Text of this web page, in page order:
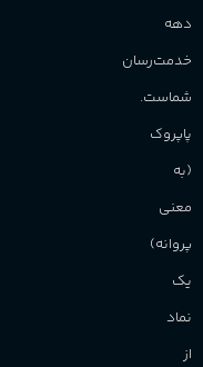
دهه
خدمت‌رسان
شماست.
پاپروک
(به
معنی
پروانه)
یک
نماد
از